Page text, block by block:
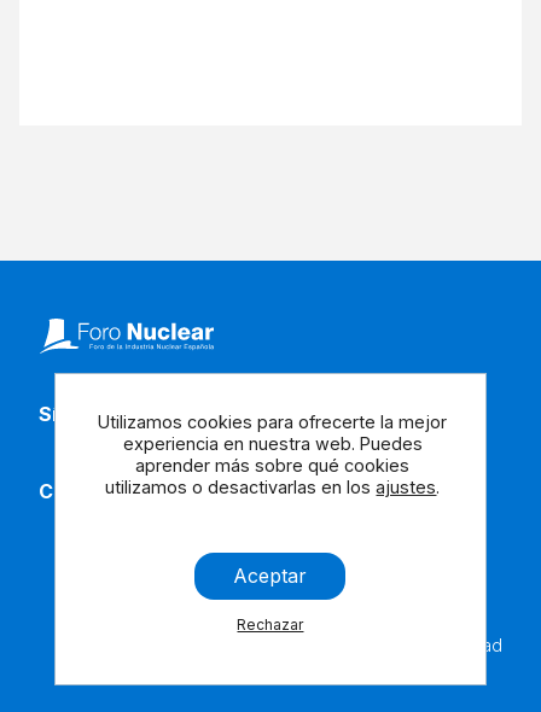
Síguenos en redes
Contacta con nosotros
Accesibilidad
Utilizamos cookies para ofrecerte la mejor
experiencia en nuestra web. Puedes
aprender más sobre qué cookies
utilizamos o desactivarlas en losajustes.
Aceptar
Rechazar